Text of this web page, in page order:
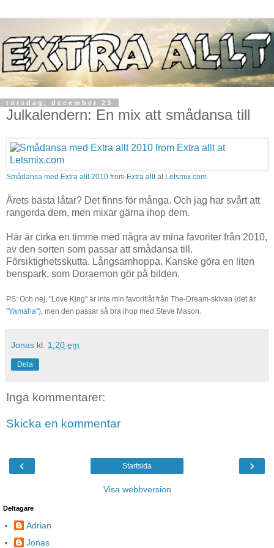
torsdag, december 23
Julkalendern: En mix att smådansa till
Smådansa med Extra allt 2010 from Extra alltat Letsmix.com
Årets bästa låtar? Det finns för många. Och jag har svårt att
rangorda dem, men mixar gärna ihop dem.
Här är cirka en timme med några av mina favoriter från 2010,
av den sorten som passar att smådansa till.
Försiktighetsskutta. Långsamhoppa. Kanske göra en liten
benspark, som Doraemon gör på bilden.
PS: Och nej, "Love King" är inte min favoritlåt från The-Dream-skivan (det är
"Yamaha"), men den passar så bra ihop med Steve Mason.
Jonas kl. 1:20 em
Dela
Inga kommentarer:
Skicka en kommentar
‹ ›
Startsida
Visa webbversion
Deltagare
Adrian
Jonas